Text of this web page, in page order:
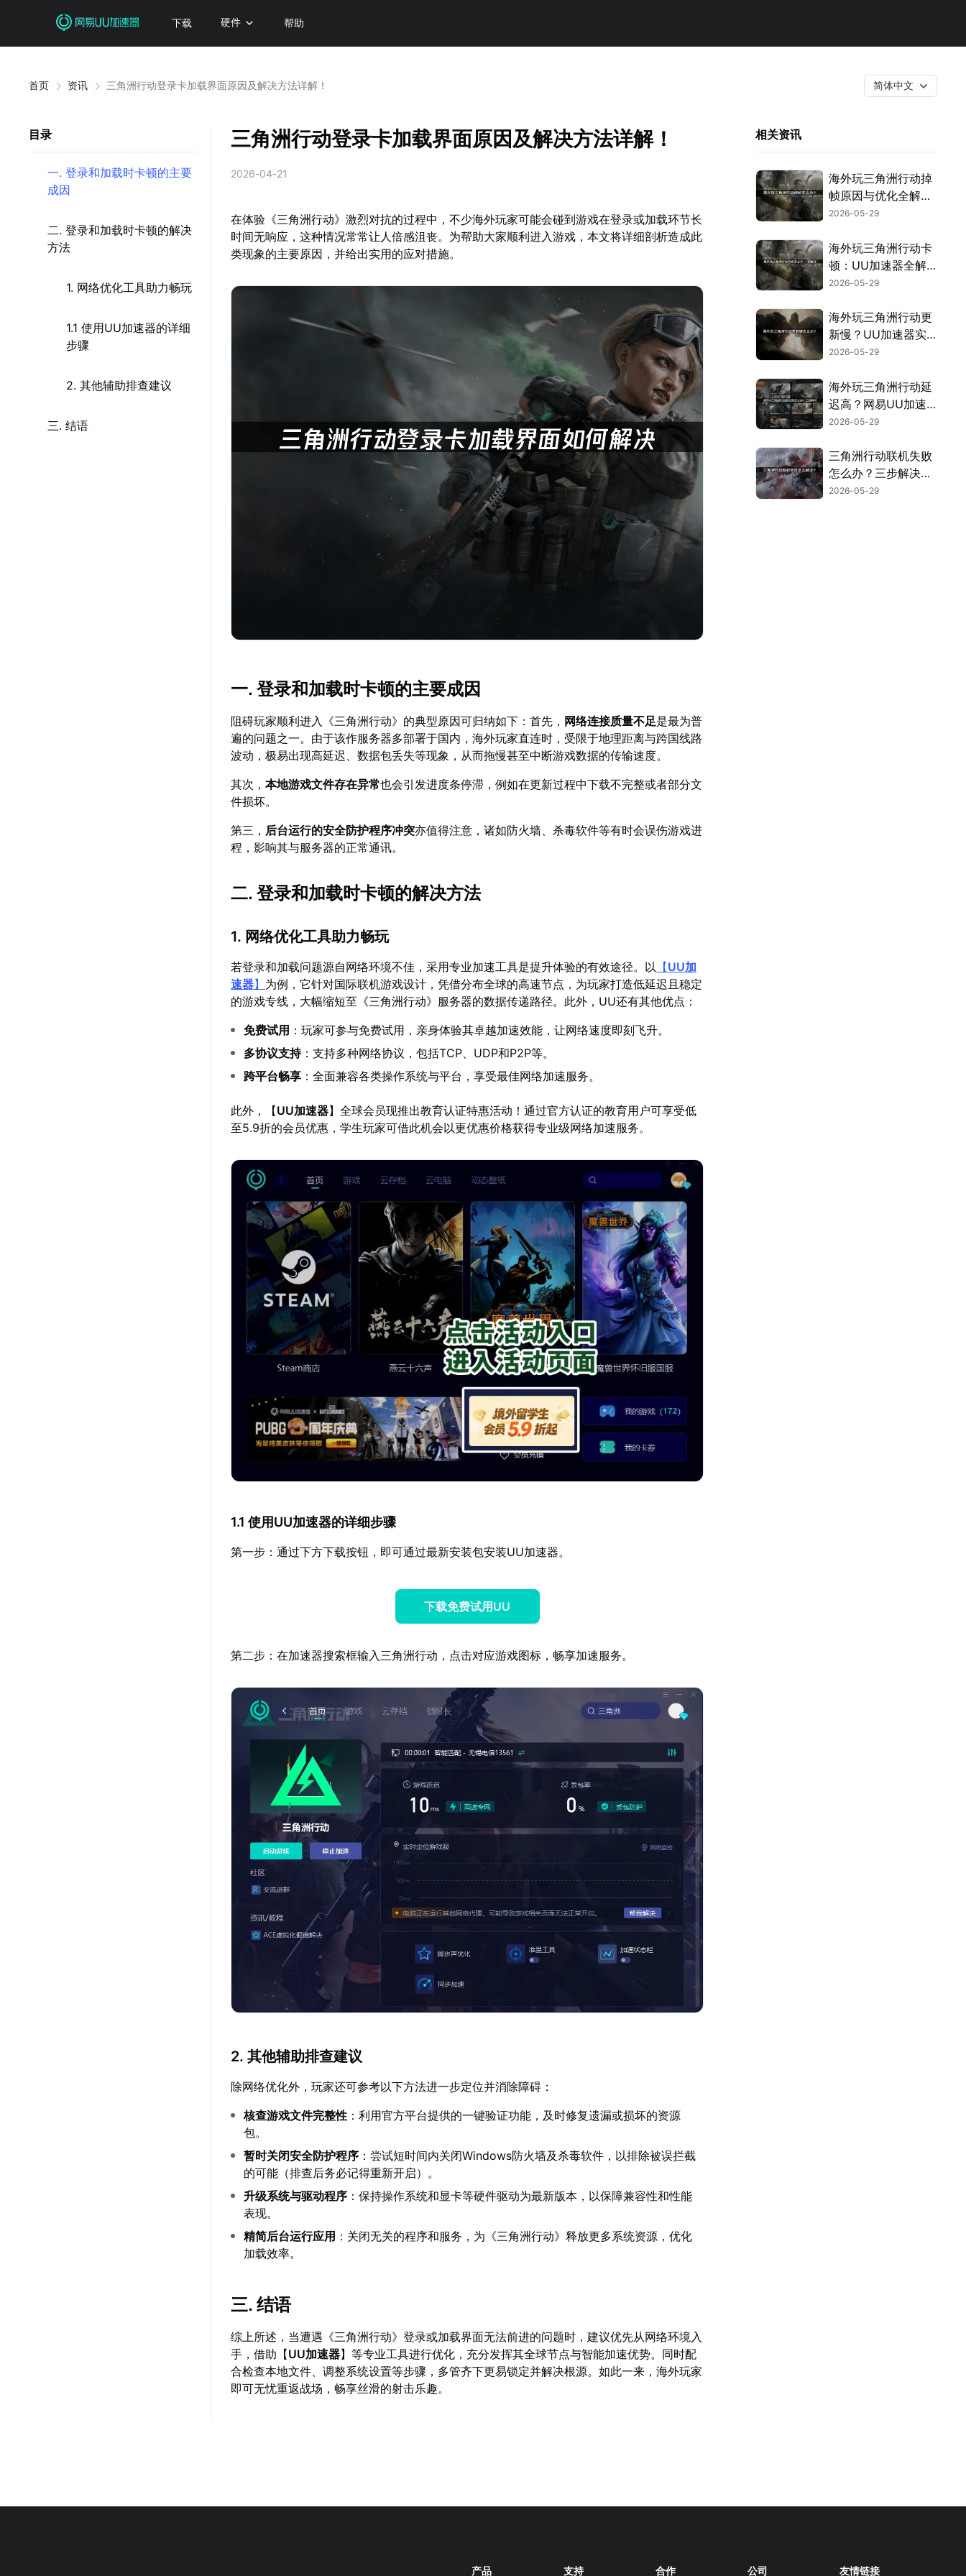
下载 硬件 帮助
首页 资讯 三角洲行动登录卡加载界面原因及解决方法详解！ 简体中文
目录
一. 登录和加载时卡顿的主要
成因
二. 登录和加载时卡顿的解决
方法
1. 网络优化工具助力畅玩
1.1 使用UU加速器的详细
步骤
2. 其他辅助排查建议
三. 结语
三角洲行动登录卡加载界面原因及解决方法详解！
2026-04-21
在体验《三角洲行动》激烈对抗的过程中，不少海外玩家可能会碰到游戏在登录或加载环节长
时间无响应，这种情况常常让人倍感沮丧。为帮助大家顺利进入游戏，本文将详细剖析造成此
类现象的主要原因，并给出实用的应对措施。
一. 登录和加载时卡顿的主要成因
阻碍玩家顺利进入《三角洲行动》的典型原因可归纳如下：首先， 网络连接质量不足是最为普
遍的问题之一。由于该作服务器多部署于国内，海外玩家直连时，受限于地理距离与跨国线路
波动，极易出现高延迟、数据包丢失等现象，从而拖慢甚至中断游戏数据的传输速度。
其次，本地游戏文件存在异常也会引发进度条停滞，例如在更新过程中下载不完整或者部分文
件损坏。
第三， 后台运行的安全防护程序冲突亦值得注意，诸如防火墙、杀毒软件等有时会误伤游戏进
程，影响其与服务器的正常通讯。
二. 登录和加载时卡顿的解决方法
1. 网络优化工具助力畅玩
若登录和加载问题源自网络环境不佳，采用专业加速工具是提升体验的有效途径。以 【UU加
速器】 为例，它针对国际联机游戏设计，凭借分布全球的高速节点，为玩家打造低延迟且稳定
的游戏专线，大幅缩短至《三角洲行动》服务器的数据传递路径。此外，UU还有其他优点：
免费试用 ：玩家可参与免费试用，亲身体验其卓越加速效能，让网络速度即刻飞升。
多协议支持：支持多种网络协议，包括TCP、UDP和P2P等。
跨平台畅享 ：全面兼容各类操作系统与平台，享受最佳网络加速服务。
此外，【UU加速器】全球会员现推出教育认证特惠活动！通过官方认证的教育用户可享受低
至5.9折的会员优惠，学生玩家可借此机会以更优惠价格获得专业级网络加速服务。
1.1 使用UU加速器的详细步骤
第一步：通过下方下载按钮，即可通过最新安装包安装UU加速器。
下载免费试用UU
第二步：在加速器搜索框输入三角洲行动，点击对应游戏图标，畅享加速服务。
2. 其他辅助排查建议
除网络优化外，玩家还可参考以下方法进一步定位并消除障碍：
核查游戏文件完整性 ：利用官方平台提供的一键验证功能，及时修复遗漏或损坏的资源
包。
暂时关闭安全防护程序 ：尝试短时间内关闭Windows防火墙及杀毒软件，以排除被误拦截
的可能（排查后务必记得重新开启）。
升级系统与驱动程序 ：保持操作系统和显卡等硬件驱动为最新版本，以保障兼容性和性能
表现。
精简后台运行应用 ：关闭无关的程序和服务，为《三角洲行动》释放更多系统资源，优化
加载效率。
三. 结语
综上所述，当遭遇《三角洲行动》登录或加载界面无法前进的问题时，建议优先从网络环境入
手，借助【UU加速器】等专业工具进行优化，充分发挥其全球节点与智能加速优势。同时配
合检查本地文件、调整系统设置等步骤，多管齐下更易锁定并解决根源。如此一来，海外玩家
即可无忧重返战场，畅享丝滑的射击乐趣。
相关资讯
海外玩三角洲行动掉
帧原因与优化全解
析！
2026-05-29
海外玩三角洲行动卡
顿：UU加速器全解
析！
2026-05-29
海外玩三角洲行动更
新慢？UU加速器实
测有效解决！
2026-05-29
海外玩三角洲行动延
迟高？网易UU加速
器稳定提速指南！
2026-05-29
三角洲行动联机失败
怎么办？三步解决组
队卡顿问题！
2026-05-29
产品 支持 合作 公司 友情链接